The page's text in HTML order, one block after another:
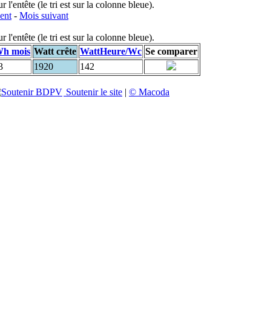
l'entête (le tri est sur la colonne bleue).
- Mois suivant
l'entête (le tri est sur la colonne bleue).
mois Watt crête WattHeure/Wc Se comparer
1920 142
Soutenir le site | © Macoda